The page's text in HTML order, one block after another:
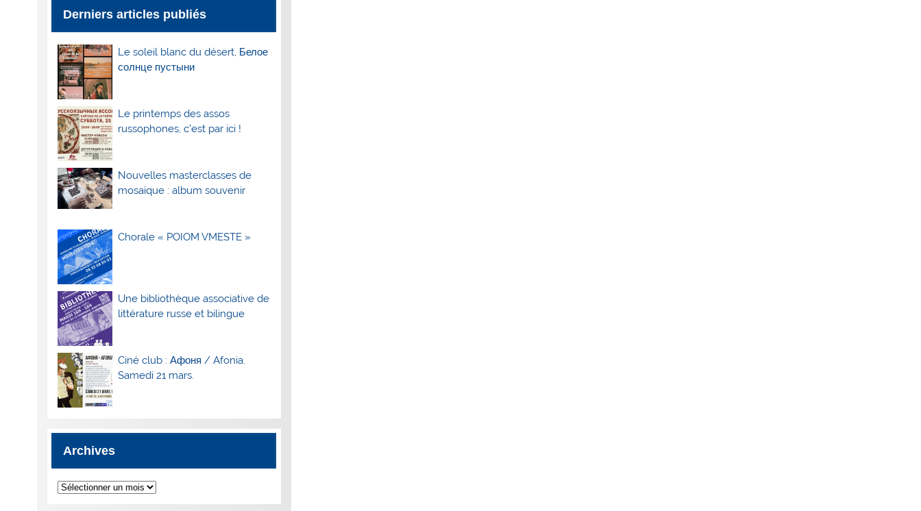
Derniers articles publiés
Le soleil blanc du désert, Белое
солнце пустыни
Le printemps des assos
russophones, c’est par ici !
Nouvelles masterclasses de
mosaïque : album souvenir
Chorale « POIOM VMESTE »
Une bibliothèque associative de
littérature russe et bilingue
Ciné club : Афоня / Afonia.
Samedi 21 mars.
Archives
Archives